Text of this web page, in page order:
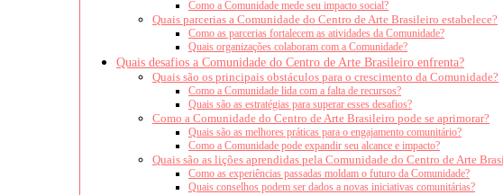
Como a Comunidade mede seu impacto social?
Quais parcerias a Comunidade do Centro de Arte Brasileiro estabelece?
Como as parcerias fortalecem as atividades da Comunidade?
Quais organizações colaboram com a Comunidade?
Quais desafios a Comunidade do Centro de Arte Brasileiro enfrenta?
Quais são os principais obstáculos para o crescimento da Comunidade?
Como a Comunidade lida com a falta de recursos?
Quais são as estratégias para superar esses desafios?
Como a Comunidade do Centro de Arte Brasileiro pode se aprimorar?
Quais são as melhores práticas para o engajamento comunitário?
Como a Comunidade pode expandir seu alcance e impacto?
Quais são as lições aprendidas pela Comunidade do Centro de Arte
Como as experiências passadas moldam o futuro da Comunidade?
Quais conselhos podem ser dados a novas iniciativas comunitárias?